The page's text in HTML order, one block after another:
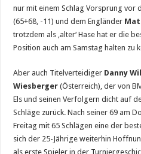
nur mit einem Schlag Vorsprung vor
(65+68, -11) und dem Engländer
trotzdem als ‚alter‘ Hase hat er die
Position auch am Samstag halten zu
Aber auch Titelverteidiger Danny
Wiesberger (Österreich), der von
Els und seinen Verfolgern dicht auf
Schläge zurück. Nach seiner 69 am
Freitag mit 65 Schlägen eine der
sich der 25-Jährige weiterhin
als erste Spieler in der